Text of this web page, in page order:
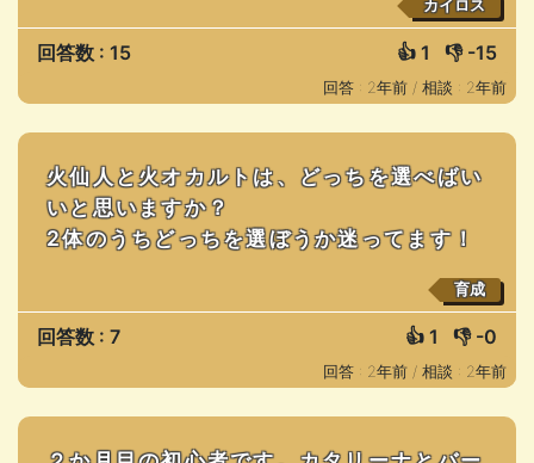
カイロス
回答数 : 15 👍 1 👎 -15
回答 : 2年前 / 相談 : 2年前
火仙人と火オカルトは、どっちを選べばい
いと思いますか？
2体のうちどっちを選ぼうか迷ってます！
育成
回答数 : 7 👍 1 👎 -0
回答 : 2年前 / 相談 : 2年前